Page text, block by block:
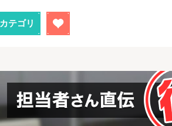
カテゴリ